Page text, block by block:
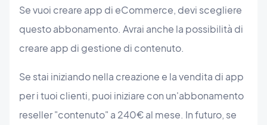
Se vuoi creare app di eCommerce, devi scegliere
questo abbonamento. Avrai anche la possibilità di
creare app di gestione di contenuto.
Se stai iniziando nella creazione e la vendita di app
per i tuoi clienti, puoi iniziare con un'abbonamento
reseller "contenuto" a 240€ al mese. In futuro, se